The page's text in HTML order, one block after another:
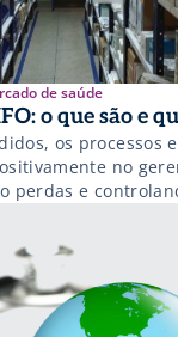
de saúde
o que são e
os processos
no
perdas e